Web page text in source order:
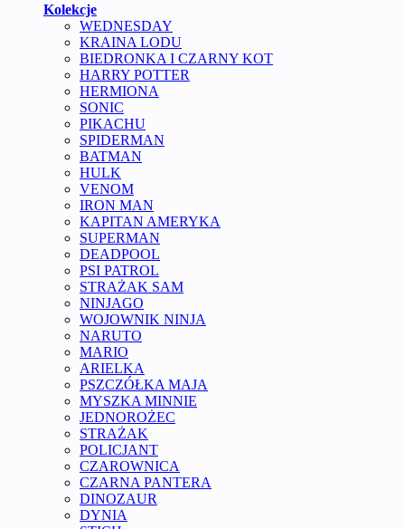
Kolekcje
WEDNESDAY
KRAINA LODU
BIEDRONKA I CZARNY KOT
HARRY POTTER
HERMIONA
SONIC
PIKACHU
SPIDERMAN
BATMAN
HULK
VENOM
IRON MAN
KAPITAN AMERYKA
SUPERMAN
DEADPOOL
PSI PATROL
STRAŻAK SAM
NINJAGO
WOJOWNIK NINJA
NARUTO
MARIO
ARIELKA
PSZCZÓŁKA MAJA
MYSZKA MINNIE
JEDNOROŻEC
STRAŻAK
POLICJANT
CZAROWNICA
CZARNA PANTERA
DINOZAUR
DYNIA